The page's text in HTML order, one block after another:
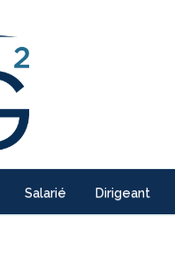
Salarié Dirigeant